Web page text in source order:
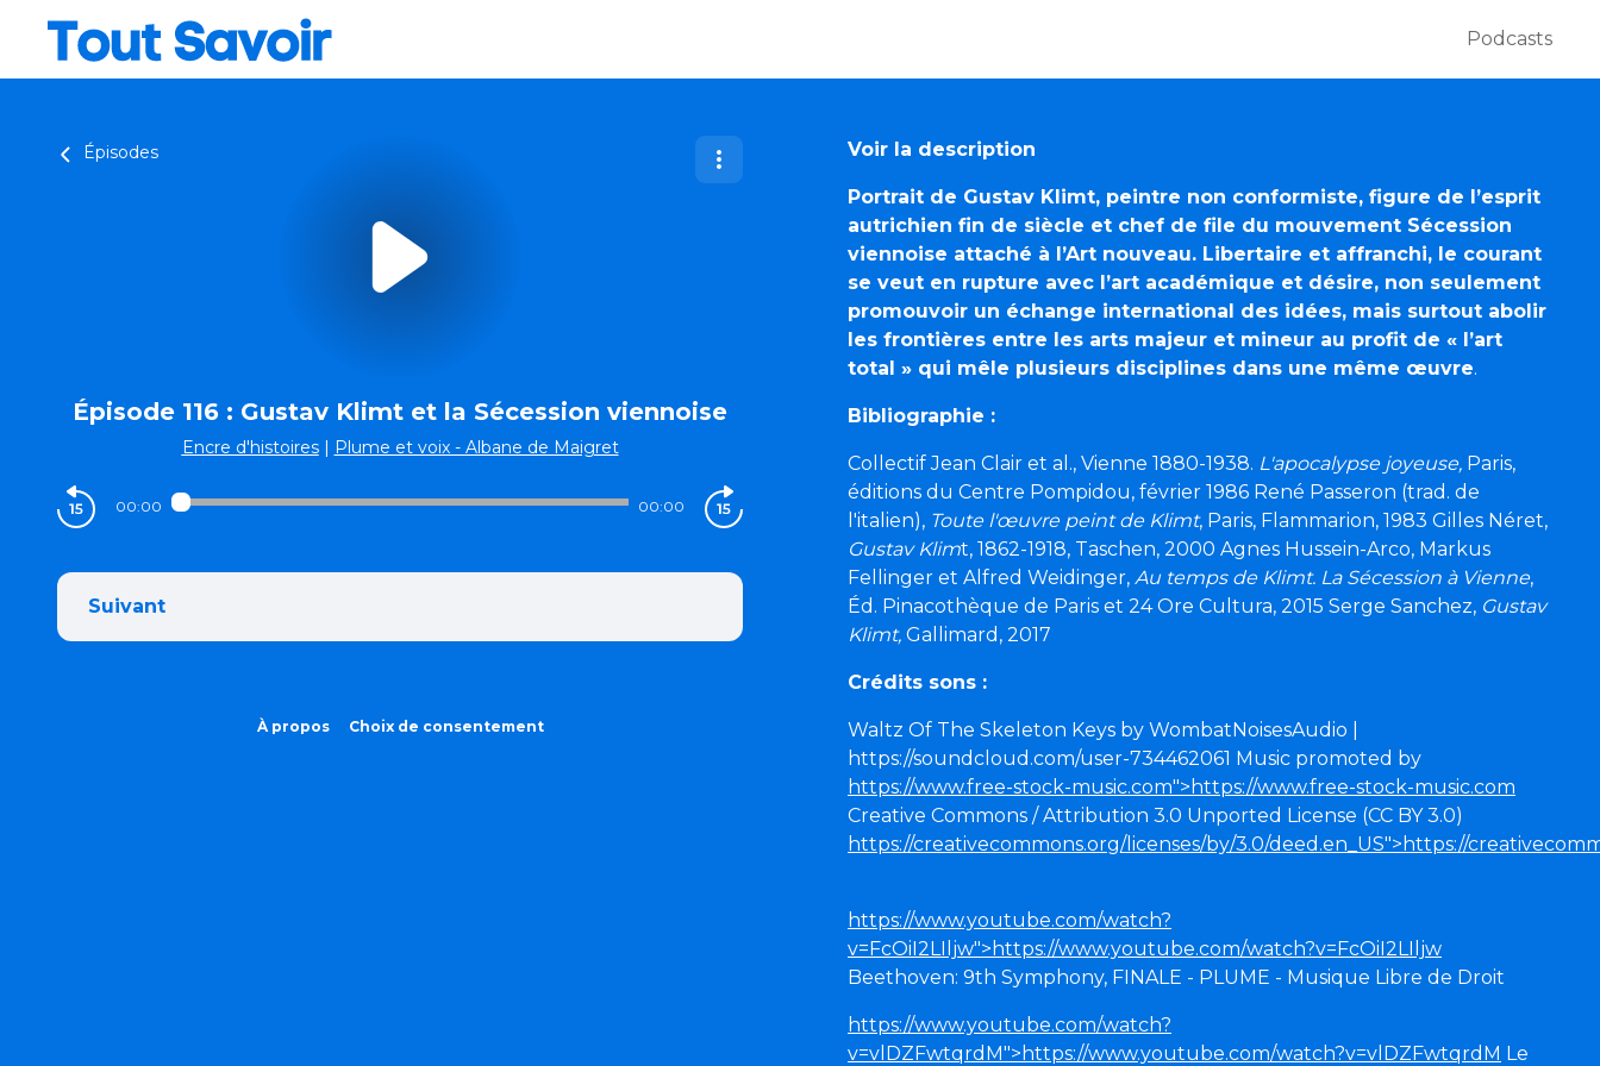
Podcasts
Épisodes
Épisode 116 : Gustav Klimt et la Sécession viennoise
Encre d'histoires | Plume et voix - Albane de Maigret
00:00 00:00
Suivant
À propos Choix de consentement
Voir la description
Portrait de Gustav Klimt, peintre non conformiste, figure de l’esprit
autrichien fin de siècle et chef de file du mouvement Sécession
viennoise attaché à l’Art nouveau. Libertaire et affranchi, le courant
se veut en rupture avec l’art académique et désire, non seulement
promouvoir un échange international des idées, mais surtout abolir
les frontières entre les arts majeur et mineur au profit de « l’art
total » qui mêle plusieurs disciplines dans une même œuvre.
Bibliographie :
Collectif Jean Clair et al., Vienne 1880-1938. L'apocalypse joyeuse, Paris,
éditions du Centre Pompidou, février 1986 René Passeron (trad. de
l'italien), Toute l'œuvre peint de Klimt, Paris, Flammarion, 1983 Gilles Néret,
Gustav Klimt, 1862-1918, Taschen, 2000 Agnes Hussein-Arco, Markus
Fellinger et Alfred Weidinger, Au temps de Klimt. La Sécession à Vienne,
Éd. Pinacothèque de Paris et 24 Ore Cultura, 2015 Serge Sanchez, Gustav
Klimt, Gallimard, 2017
Crédits sons :
Waltz Of The Skeleton Keys by WombatNoisesAudio |
https://soundcloud.com/user-734462061 Music promoted by
https://www.free-stock-music.com">https://www.free-stock-music.com
Creative Commons / Attribution 3.0 Unported License (CC BY 3.0)
https://creativecommons.org/licenses/by/3.0/deed.en_US">https://
https://www.youtube.com/watch?
v=FcOiI2LIljw">https://www.youtube.com/watch?v=FcOiI2LIljw
Beethoven: 9th Symphony, FINALE - PLUME - Musique Libre de Droit
https://www.youtube.com/watch?
v=vlDZFwtqrdM">https://www.youtube.com/watch?v=vlDZFwtqrdM Le